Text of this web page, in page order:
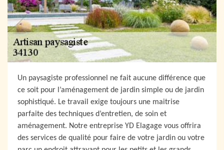
Un paysagiste professionnel ne fait aucune différence que
ce soit pour l’aménagement de jardin simple ou de jardin
sophistiqué. Le travail exige toujours une maitrise
parfaite des techniques d’entretien, de soin et
aménagement. Notre entreprise YD Elagage vous offrira
des services de qualité pour faire de votre jardin ou votre